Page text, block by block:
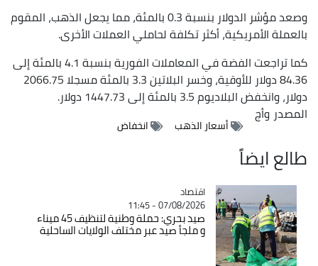
وصعد مؤشر الدولار بنسبة 0.3 بالمئة، مما يجعل ‌الذهب، المقوم
بالعملة الأمريكية، أكثر تكلفة لحاملي العملات الأخرى.
كما تراجعت الفضة في المعاملات الفورية بنسبة 4.1 بالمئة إلى
84.36 دولار للأوقية، وخسر البلاتين 3.3 بالمئة مسجلا 2066.75
دولار، وانخفض البلاديوم 3.5 بالمئة إلى 1447.73 دولار.
المصدروأج
أسعار الذهب انخفاض
طالع ايضاً
Catégorie
اقتصاد
07/08/2026 - 11:45
صيد بحري: حملة وطنية لتنظيف 45 ميناء
و ملجأ صيد عبر مختلف الولايات الساحلية